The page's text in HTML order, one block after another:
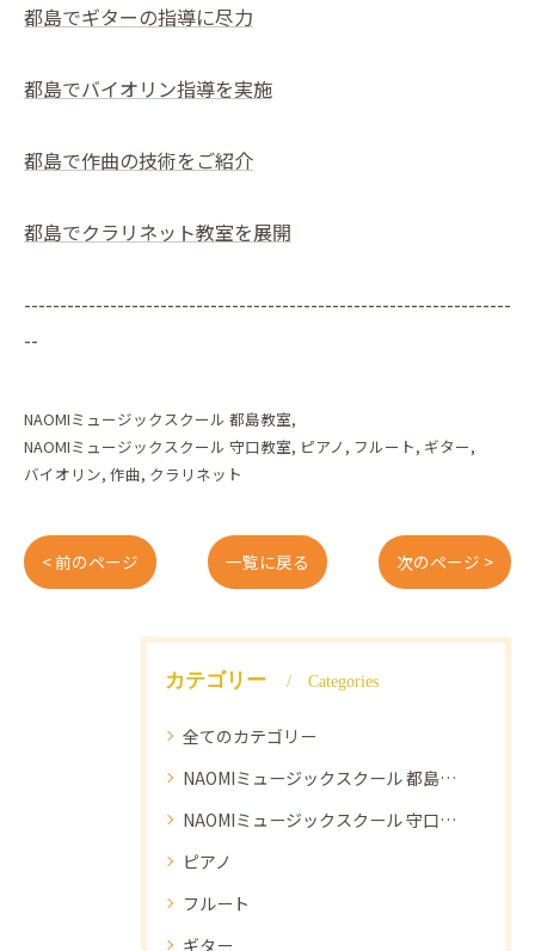
都島でギターの指導に尽力
都島でバイオリン指導を実施
都島で作曲の技術をご紹介
都島でクラリネット教室を展開
--------------------------------------------------------------------
--
NAOMIミュージックスクール 都島教室
NAOMIミュージックスクール 守口教室 ピアノ フルート ギター
バイオリン 作曲 クラリネット
< 前のページ 一覧に戻る 次のページ >
カテゴリー Categories
全てのカテゴリー
NAOMIミュージックスクール 都島教室
NAOMIミュージックスクール 守口教室
ピアノ
フルート
ギター